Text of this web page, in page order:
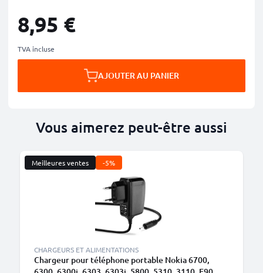
8,95 €
TVA incluse
AJOUTER AU PANIER
Vous aimerez peut-être aussi
Meilleures ventes -5%
CHARGEURS ET ALIMENTATIONS
Chargeur pour téléphone portable Nokia 6700,